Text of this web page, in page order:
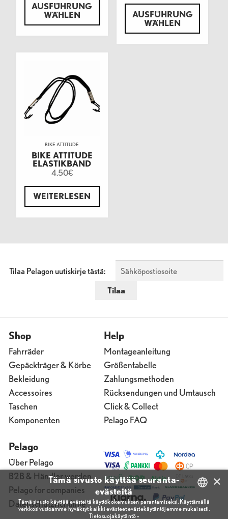
AUSFÜHRUNG
WÄHLEN
AUSFÜHRUNG
WÄHLEN
BIKE ATTITUDE
BIKE ATTITUDE
ELASTIKBAND
4.50€
WEITERLESEN
Tilaa Pelagon uutiskirje tästä:
Shop
Fahrräder
Gepäckträger & Körbe
Bekleidung
Accessoires
Taschen
Komponenten
Help
Montageanleitung
Größentabelle
Zahlungsmethoden
Rücksendungen und Umtausch
Click & Collect
Pelago FAQ
Pelago
Über Pelago
B2B & Händler werden
Pelago for companies
Datenschutzrichtlinie
FINNISH
×
Tämä sivusto käyttää seuranta-
evästeitä
Tämä sivusto käyttää evästeitä käyttökokemuksen parantamiseksi. Käyttämällä
verkkosivustoamme hyväksyt kaikki evästeet evästekäytäntöjemme mukaisesti.
Tietosuojakäytäntö »